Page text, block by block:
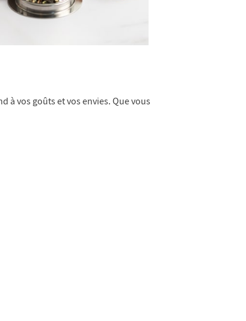
à vos goûts et vos envies. Que vous